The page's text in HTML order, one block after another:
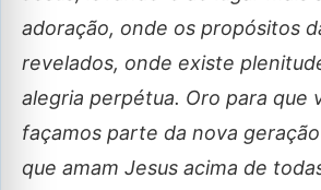
adoração, onde os propósitos
revelados, onde existe
alegria perpétua. Oro para que
façamos parte da nova
que amam Jesus acima de